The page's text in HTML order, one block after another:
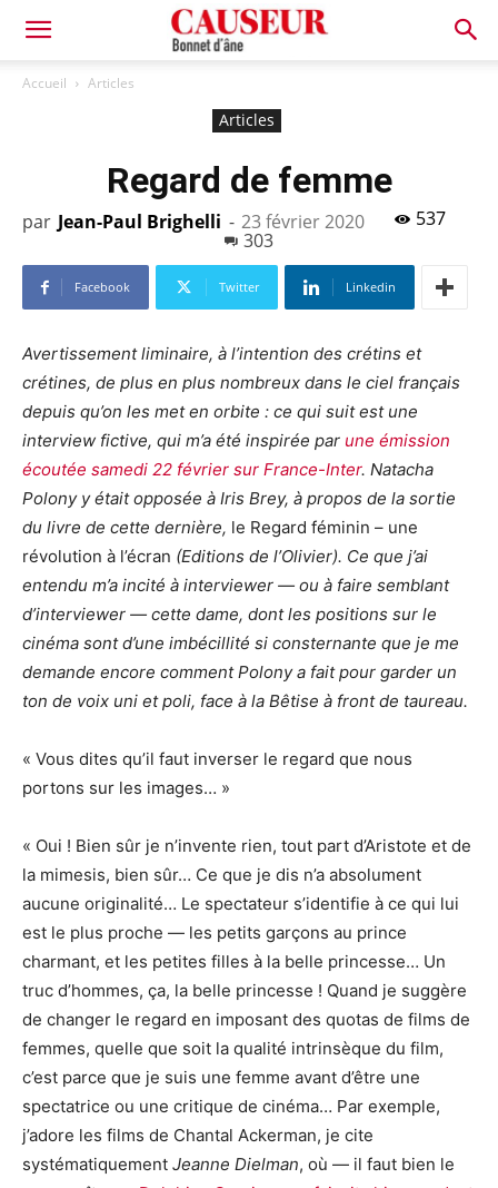
Bonnet
Accueil Articles
Articles
Regard de femme
par Jean-Paul Brighelli - 23 février 2020
537
303
Facebook Twitter Linkedin
Avertissement liminaire, à l’intention des crétins et
crétines, de plus en plus nombreux dans le ciel français
depuis qu’on les met en orbite : ce qui suit est une
interview fictive, qui m’a été inspirée par une émission
écoutée samedi 22 février sur France-Inter. Natacha
Polony y était opposée à Iris Brey, à propos de la sortie
du livre de cette dernière, le Regard féminin – une
révolution à l’écran (Editions de l’Olivier). Ce que j’ai
entendu m’a incité à interviewer — ou à faire semblant
d’interviewer — cette dame, dont les positions sur le
cinéma sont d’une imbécillité si consternante que je me
demande encore comment Polony a fait pour garder un
ton de voix uni et poli, face à la Bêtise à front de taureau.
« Vous dites qu’il faut inverser le regard que nous
portons sur les images… »
« Oui ! Bien sûr je n’invente rien, tout part d’Aristote et de
la mimesis, bien sûr… Ce que je dis n’a absolument
aucune originalité… Le spectateur s’identifie à ce qui lui
est le plus proche — les petits garçons au prince
charmant, et les petites filles à la belle princesse… Un
truc d’hommes, ça, la belle princesse ! Quand je suggère
de changer le regard en imposant des quotas de films de
femmes, quelle que soit la qualité intrinsèque du film,
c’est parce que je suis une femme avant d’être une
spectatrice ou une critique de cinéma… Par exemple,
j’adore les films de Chantal Ackerman, je cite
systématiquement Jeanne Dielman, où — il faut bien le